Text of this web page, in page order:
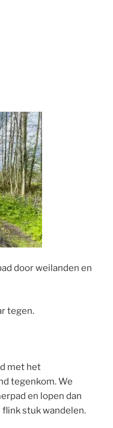
door weilanden en
tegen.
met het
tegenkom. We
en lopen dan
stuk wandelen.